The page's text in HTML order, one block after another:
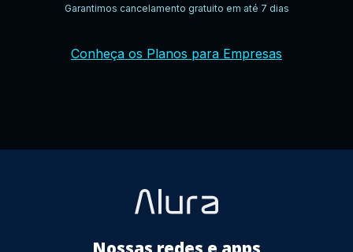
Garantimos cancelamento gratuito em até 7 dias
Conheça os Planos para Empresas
Play